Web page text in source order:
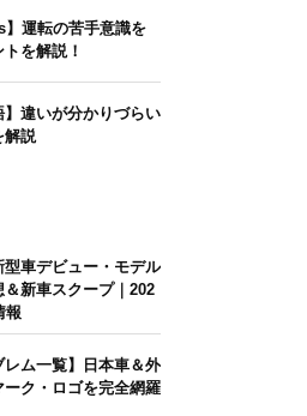
】運転の苦手意識を
を解説！
】違いが分かりづらい
解説
型車デビュー・モデル
新車スクープ｜202
報
レム一覧】日本車＆外
ーク・ロゴを完全網羅